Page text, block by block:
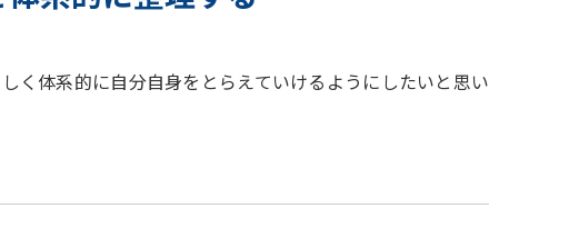
く体系的に自分自身をとらえていけるようにしたいと思い